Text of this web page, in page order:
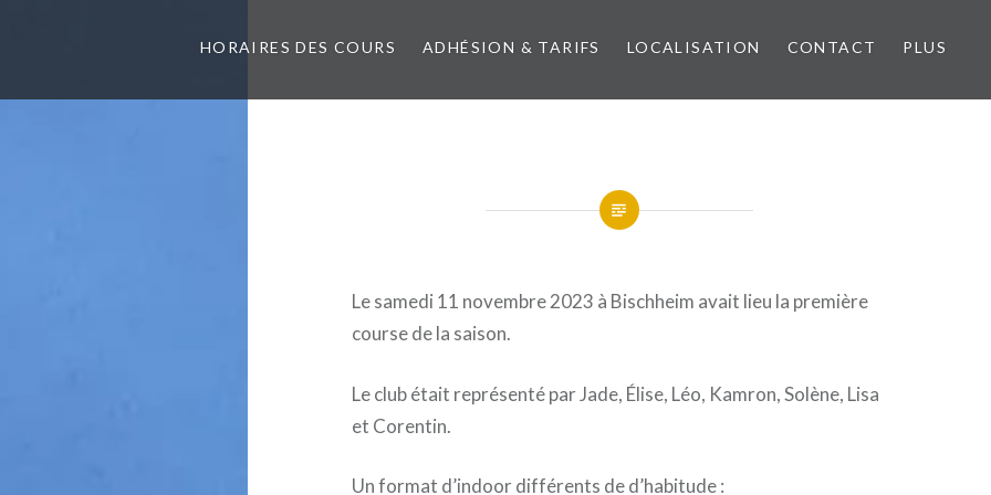
HORAIRES DES COURS ADHÉSION & TARIFS LOCALISATION CONTACT PLUS
Le samedi 11 novembre 2023 à Bischheim avait lieu la première
course de la saison.
Le club était représenté par Jade, Élise, Léo, Kamron, Solène, Lisa
et Corentin.
Un format d’indoor différents de d’habitude :